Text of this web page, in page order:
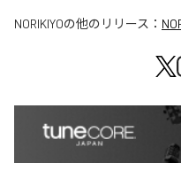
NORIKIYOの他のリリース：